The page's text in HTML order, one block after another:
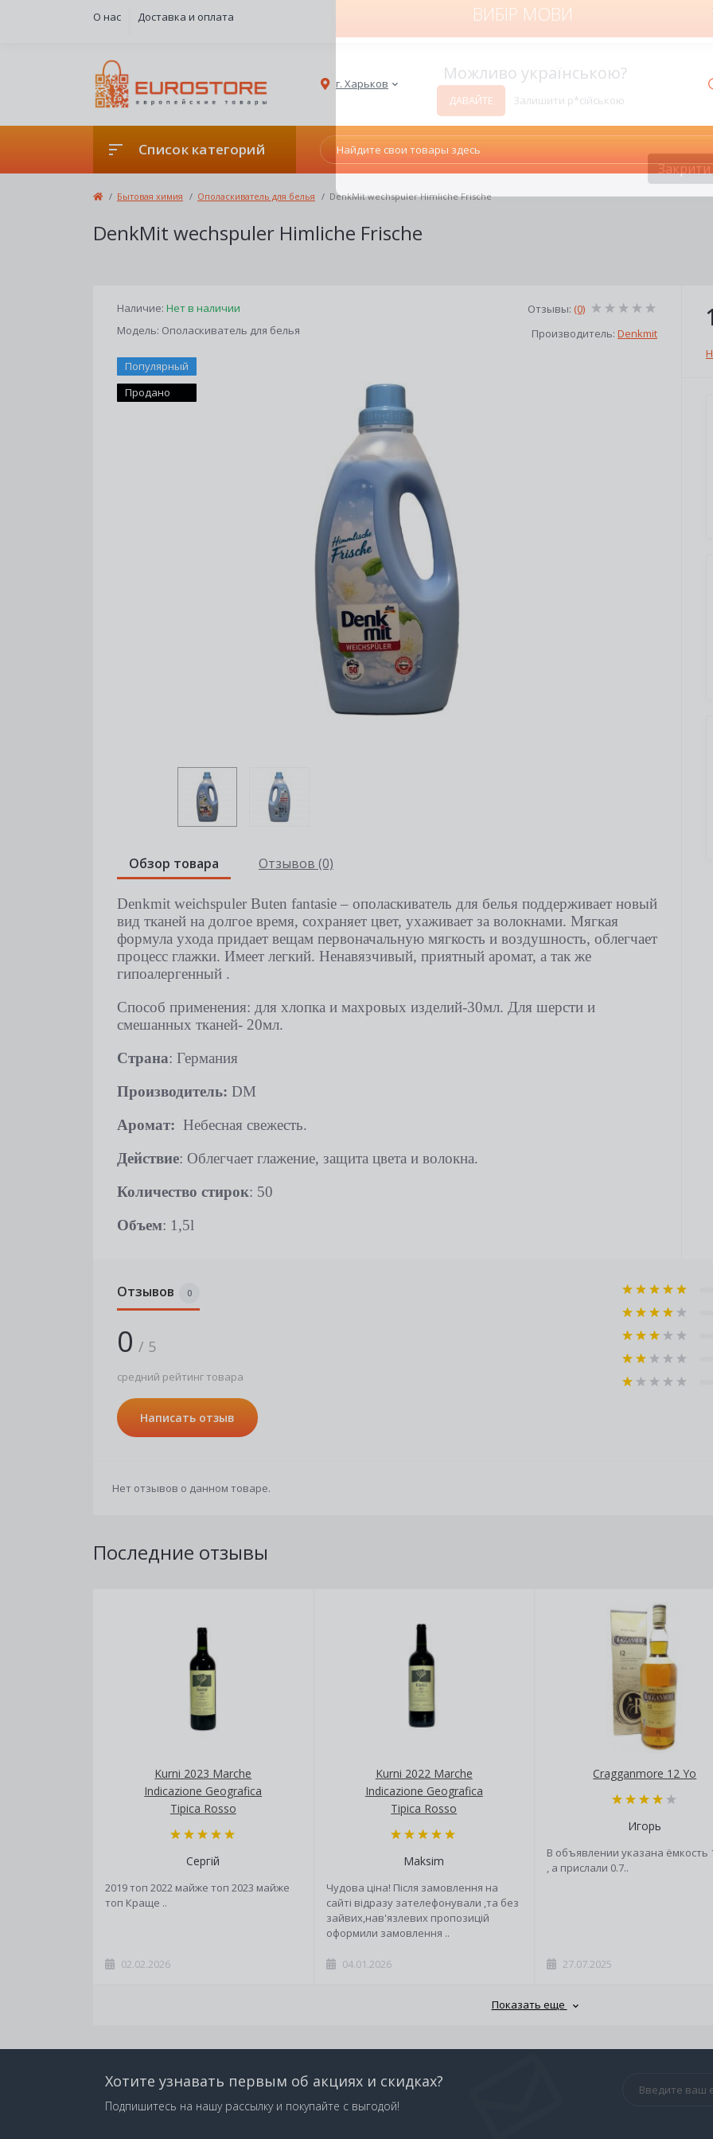
О нас Доставка и оплата
г. Харьков
Список категорий
Бытовая химия Ополаскиватель для белья DenkMit wechspuler Himliche Frische
DenkMit wechspuler Himliche Frische
Можливо українською?
ДАВАЙТЕ Залишити р*сійською
Закрити
Наличие: Нет в наличии
Модель: Ополаскиватель для белья
Отзывы: (0)
Производитель: Denkmit
Популярный
Продано
Обзор товара Отзывов (0)
Denkmit weichspuler Buten fantasie – ополаскиватель для белья поддерживает новый
вид тканей на долгое время, сохраняет цвет, ухаживает за волокнами. Мягкая
формула ухода придает вещам первоначальную мягкость и воздушность, облегчает
процесс глажки. Имеет легкий. Ненавязчивый, приятный аромат, а так же
гипоалергенный .
Способ применения: для хлопка и махровых изделий-30мл. Для шерсти и
смешанных тканей- 20мл.
Страна: Германия
Производитель: DM
Аромат: Небесная свежесть.
Действие: Облегчает глажение, защита цвета и волокна.
Количество стирок: 50
Объем: 1,5l
Отзывов 0
0 / 5
средний рейтинг товара
Написать отзыв
Нет отзывов о данном товаре.
Последние отзывы
Kurni 2023 Marche
Indicazione Geografica
Tipica Rosso
Сергій
2019 топ 2022 майже топ 2023 майже
топ Краще ..
02.02.2026
Kurni 2022 Marche
Indicazione Geografica
Tipica Rosso
Maksim
Чудова ціна! Після замовлення на
сайті відразу зателефонували ,та без
зайвих,нав'язлевих пропозицій
оформили замовлення ..
04.01.2026
Cragganmore 12 Yo
Игорь
В объявлении указана ёмкость
, а прислали 0.7..
27.07.2025
Показать еще
Хотите узнавать первым об акциях и скидках?
Подпишитесь на нашу рассылку и покупайте с выгодой!